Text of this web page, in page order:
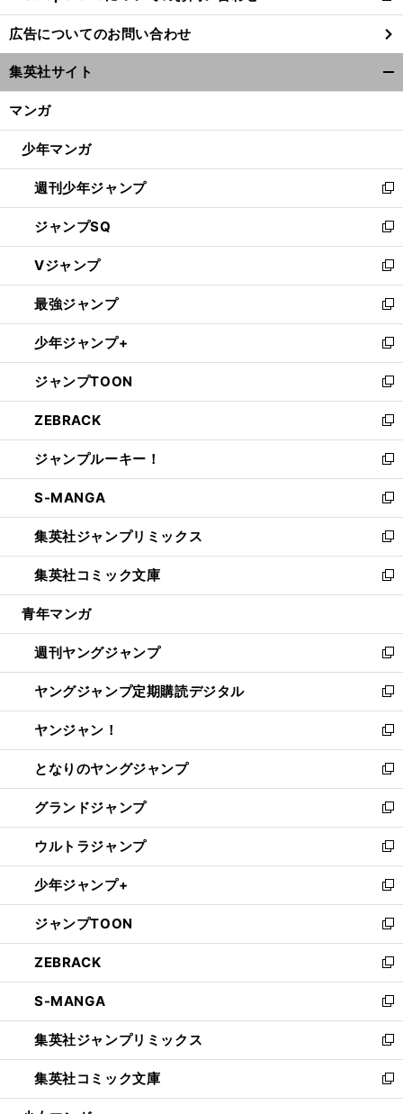
し
い
ウ
ィ
ン
ウ
開
く
広告についてのお問い合わせ
集英社サイト
マンガ
少年マンガ
週刊少年ジャンプ
新
し
い
ウ
ィ
ン
ド
ウ
で
開
く
ジャンプSQ
新
し
い
ウ
ィ
ン
ド
ウ
で
開
く
Vジャンプ
新
し
い
ウ
ィ
ン
ド
ウ
で
開
く
最強ジャンプ
新
し
い
ウ
ィ
ン
ド
ウ
で
開
く
少年ジャンプ+
新
し
い
ウ
ィ
ン
ド
ウ
で
開
く
ジャンプTOON
新
し
い
ウ
ィ
ン
ド
ウ
で
開
く
ZEBRACK
新
し
い
ウ
ィ
ン
ド
ウ
で
開
ジャンプルーキー！
新
し
い
ウ
ィ
ン
ド
ウ
開
く
S-MANGA
新
し
い
ウ
ィ
ン
ウ
で
開
く
集英社ジャンプリミックス
新
し
い
ウ
ン
ド
ウ
で
開
く
集英社コミック文庫
新
し
ウ
ィ
ン
ド
ウ
で
開
く
青年マンガ
週刊ヤングジャンプ
新
し
い
ウ
ィ
ン
ド
ウ
で
開
く
ヤングジャンプ定期購読デジタル
新
し
い
ウ
ィ
ン
ド
ウ
で
開
く
ヤンジャン！
新
し
い
ウ
ィ
ン
ド
ウ
で
開
く
となりのヤングジャンプ
新
し
い
ウ
ィ
ン
ド
ウ
で
開
く
グランドジャンプ
新
し
い
ウ
ィ
ン
ド
ウ
で
開
く
ウルトラジャンプ
新
し
い
ウ
ィ
ン
ド
ウ
で
開
く
少年ジャンプ+
新
し
い
ウ
ィ
ン
ド
ウ
で
開
く
ジャンプTOON
新
し
い
ウ
ィ
ン
ド
ウ
で
開
ZEBRACK
新
し
い
ウ
ィ
ン
ド
ウ
S-MANGA
新
し
い
ウ
ィ
ン
集英社ジャンプリミックス
新
し
い
ウ
集英社コミック文庫
新
し